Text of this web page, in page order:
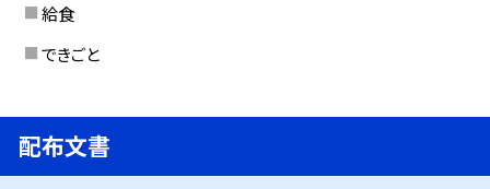
給食
できごと
配布文書